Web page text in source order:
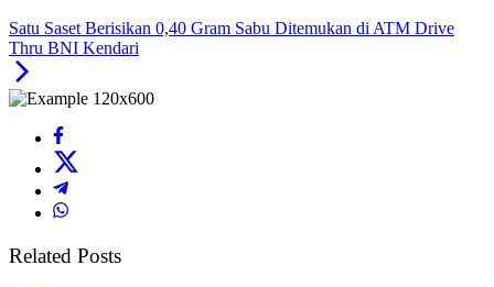
Satu Saset Berisikan 0,40 Gram Sabu Ditemukan di ATM Drive
Thru BNI Kendari
Related Posts